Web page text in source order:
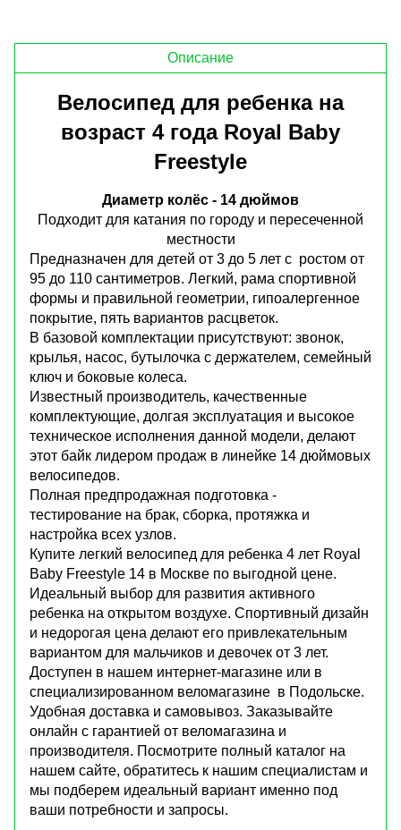
Описание
Велосипед для ребенка на
возраст 4 года Royal Baby
Freestyle
Диаметр колёс - 14 дюймов
Подходит для катания по городу и пересеченной
местности
Предназначен для детей от 3 до 5 лет с ростом от
95 до 110 сантиметров. Легкий, рама спортивной
формы и правильной геометрии, гипоалергенное
покрытие, пять вариантов расцветок.
В базовой комплектации присутствуют: звонок,
крылья, насос, бутылочка с держателем, семейный
ключ и боковые колеса.
Известный производитель, качественные
комплектующие, долгая эксплуатация и высокое
техническое исполнения данной модели, делают
этот байк лидером продаж в линейке 14 дюймовых
велосипедов.
Полная предпродажная подготовка -
тестирование на брак, сборка, протяжка и
настройка всех узлов.
Купите легкий велосипед для ребенка 4 лет Royal
Baby Freestyle 14 в Москве по выгодной цене.
Идеальный выбор для развития активного
ребенка на открытом воздухе. Спортивный дизайн
и недорогая цена делают его привлекательным
вариантом для мальчиков и девочек от 3 лет.
Доступен в нашем интернет-магазине или в
специализированном веломагазине в Подольске.
Удобная доставка и самовывоз. Заказывайте
онлайн с гарантией от веломагазина и
производителя. Посмотрите полный каталог на
нашем сайте, обратитесь к нашим специалистам и
мы подберем идеальный вариант именно под
ваши потребности и запросы.